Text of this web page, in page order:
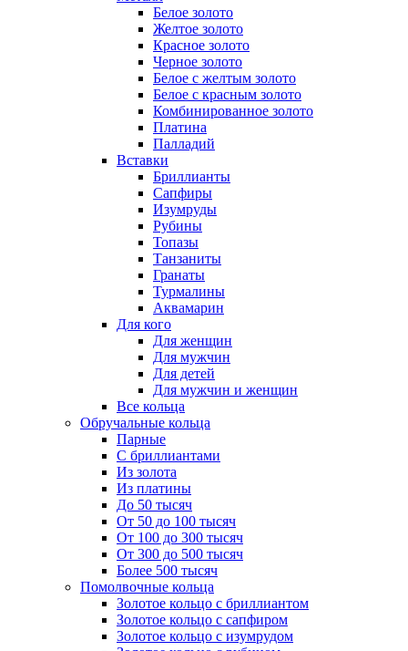
Белое золото
Желтое золото
Красное золото
Черное золото
Белое с желтым золото
Белое с красным золото
Комбинированное золото
Платина
Палладий
Вставки
Бриллианты
Сапфиры
Изумруды
Рубины
Топазы
Танзаниты
Гранаты
Турмалины
Аквамарин
Для кого
Для женщин
Для мужчин
Для детей
Для мужчин и женщин
Все кольца
Обручальные кольца
Парные
С бриллиантами
Из золота
Из платины
До 50 тысяч
От 50 до 100 тысяч
От 100 до 300 тысяч
От 300 до 500 тысяч
Более 500 тысяч
Помолвочные кольца
Золотое кольцо с бриллиантом
Золотое кольцо с сапфиром
Золотое кольцо с изумрудом